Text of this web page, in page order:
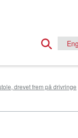
drevet frem på drivringe